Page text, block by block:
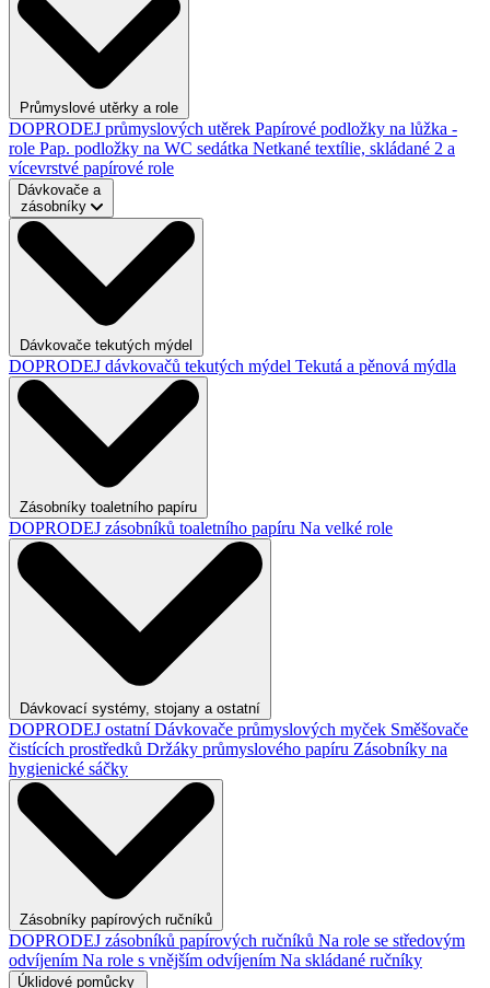
Průmyslové utěrky a role
DOPRODEJ průmyslových utěrek Papírové podložky na lůžka -
role Pap. podložky na WC sedátka Netkané textílie, skládané 2 a
vícevrstvé papírové role
Dávkovače a
zásobníky
Dávkovače tekutých mýdel
DOPRODEJ dávkovačů tekutých mýdel Tekutá a pěnová mýdla
Zásobníky toaletního papíru
DOPRODEJ zásobníků toaletního papíru Na velké role
Dávkovací systémy, stojany a ostatní
DOPRODEJ ostatníDávkovače průmyslových myček Směšovače
čistících prostředků Držáky průmyslového papíru Zásobníky na
hygienické sáčky
Zásobníky papírových ručníků
DOPRODEJ zásobníků papírových ručníků Na role se středovým
odvíjením Na role s vnějším odvíjením Na skládané ručníky
Úklidové pomůcky